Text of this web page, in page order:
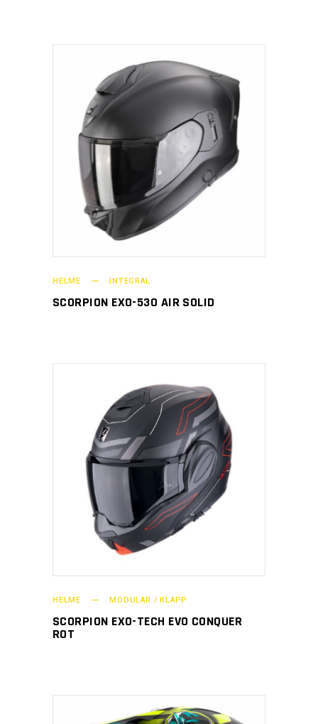
HELME INTEGRAL
SCORPION EXO-530 AIR SOLID
HELME MODULAR / KLAPP
SCORPION EXO-TECH EVO CONQUER
ROT